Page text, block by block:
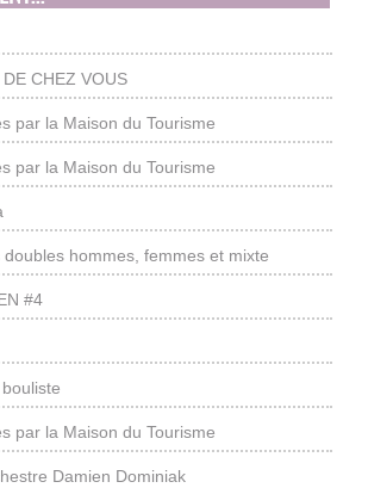
DE CHEZ VOUS
par la Maison du Tourisme
par la Maison du Tourisme
hommes, femmes et mixte
#4
par la Maison du Tourisme
Damien Dominiak